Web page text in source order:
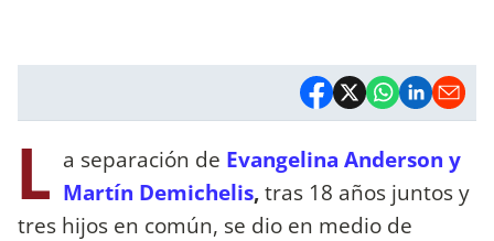
L a separación de Evangelina Anderson y
Martín Demichelis,tras 18 años juntos y
tres hijos en común, se dio en medio de